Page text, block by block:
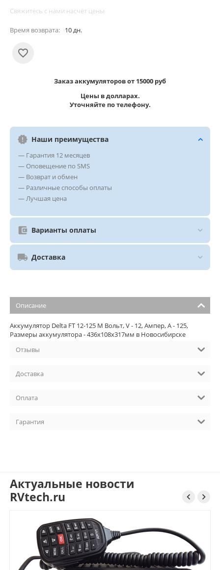
Свяжитесь с нами насчёт цены
Время возврата: 10 дн.
Заказ аккумуляторов от 15000 руб
Цены в долларах.
Уточняйте по телефону.
Наши преимущества
— Гарантия 12 месяцев
— Оповещение по SMS
— Возврат и обмен
— Различные способы оплаты
— Лучшая цена
Варианты оплаты
Доставка
Описание
Аккумулятор Delta FT 12-125 M Вольт, V - 12, Ампер, A - 125,
Размеры аккумулятора - 436х108х317мм в Новосибирске
Отзывы
Доставка
Оплата
Гарантия
Актуальные новости
RVtech.ru
 